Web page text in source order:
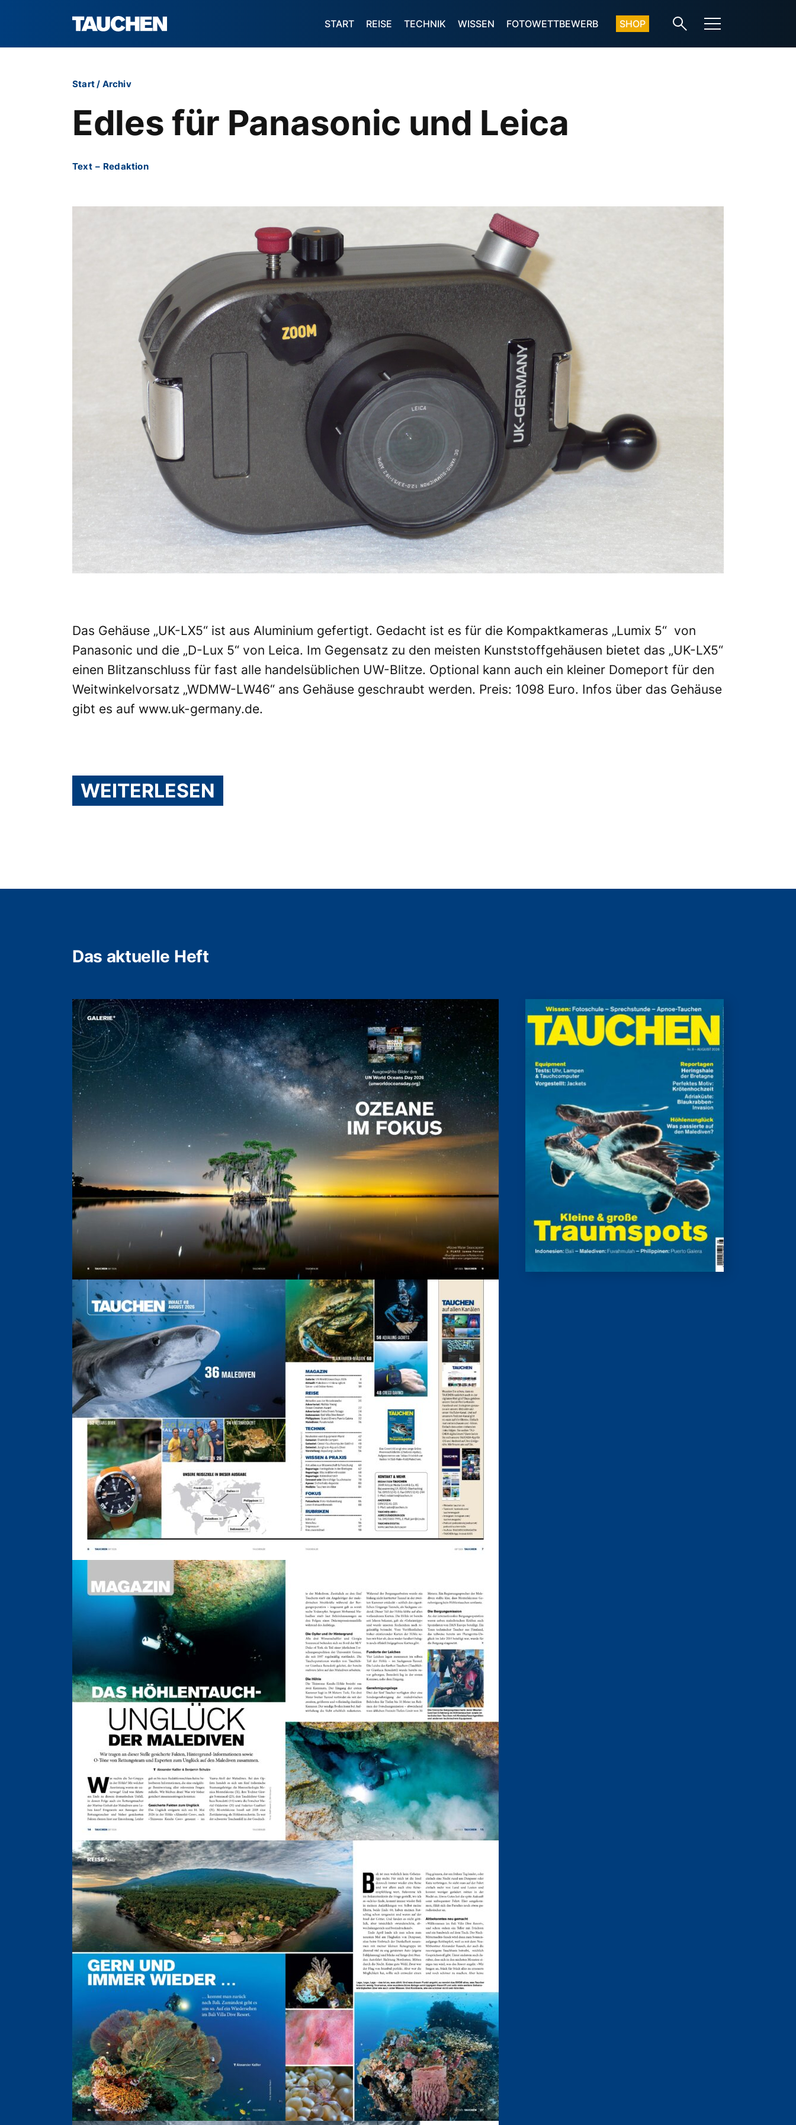
START REISE TECHNIK WISSEN FOTOWETTBEWERB SHOP
Start/ Archiv
Edles für Panasonic und Leica
Text – Redaktion
Das Gehäuse „UK-LX5“ ist aus Aluminium gefertigt. Gedacht ist es für die Kompaktkameras „Lumix 5“ von
Panasonic und die „D-Lux 5“ von Leica. Im Gegensatz zu den meisten Kunststoffgehäusen bietet das „UK-LX5“
einen Blitzanschluss für fast alle handelsüblichen UW-Blitze. Optional kann auch ein kleiner Domeport für den
Weitwinkelvorsatz „WDMW-LW46“ ans Gehäuse geschraubt werden. Preis: 1098 Euro. Infos über das Gehäuse
gibt es auf www.uk-germany.de.
WEITERLESEN
Das aktuelle Heft